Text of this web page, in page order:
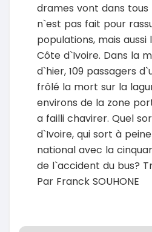
drames vont dans
n`est pas fait pour
populations, mais aussi
Côte d`Ivoire. Dans la
d`hier, 109 passagers
frôlé la mort sur la
environs de la zone
a failli chavirer. Quel
d`Ivoire, qui sort à
national avec la
de l`accident du bus?
Par Franck SOUHONE